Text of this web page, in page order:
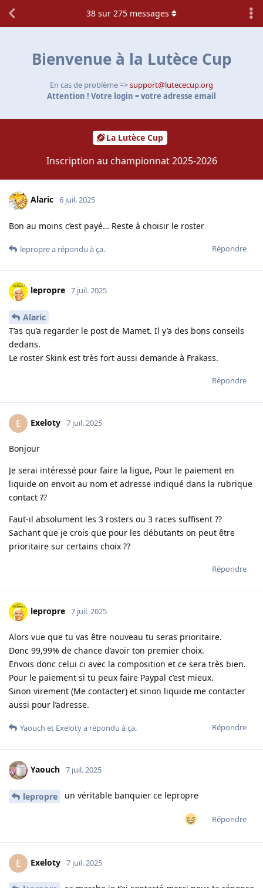
Bienvenue à la Lutèce Cup
En cas de problème =>support@lutececup.org
Attention ! Votre login = votre adresse email
La Lutèce Cup
Inscription au championnat 2025-2026
38 sur 275 messages
Alaric 6 juil. 2025
Bon au moins c’est payé… Reste à choisir le roster
Répondre
leproprea répondu à ça.
lepropre 7 juil. 2025
Alaric
T’as qu’a regarder le post de Mamet. Il y’a des bons conseils
dedans.
Le roster Skink est très fort aussi demande à Frakass.
Répondre
E Exeloty 7 juil. 2025
Bonjour
Je serai intéressé pour faire la ligue, Pour le paiement en
liquide on envoit au nom et adresse indiqué dans la rubrique
contact ??
Faut-il absolument les 3 rosters ou 3 races suffisent ??
Sachant que je crois que pour les débutants on peut être
prioritaire sur certains choix ??
Répondre
lepropre 7 juil. 2025
Alors vue que tu vas être nouveau tu seras prioritaire.
Donc 99,99% de chance d’avoir ton premier choix.
Envois donc celui ci avec la composition et ce sera très bien.
Pour le paiement si tu peux faire Paypal c’est mieux.
Sinon virement (Me contacter) et sinon liquide me contacter
aussi pour l’adresse.
Répondre
Yaouch et Exelotya répondu à ça.
Yaouch 7 juil. 2025
lepropre un véritable banquier ce lepropre
Répondre
E Exeloty 7 juil. 2025